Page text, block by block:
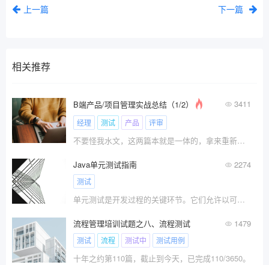
上一篇
下一篇
相关推荐
B端产品/项目管理实战总结（1/2） 3411
经理 测试 产品 评审
不要怪我水文，这两篇本就是一体的，拿来重新发一遍。内容概述：\x0d\x0a1、企业产品项目类型\x0d\x0a2、企业产品项目生命周期划分
Java单元测试指南 2274
测试
单元测试是开发过程的关键环节。它们允许以可重复执行、可维护的方式对代码进行快速、简单的测试。具体来说，单元测
流程管理培训试题之八、流程测试 1479
测试 流程 测试中 测试用例
十年之约第110篇，截止到今天，已完成110/3650。